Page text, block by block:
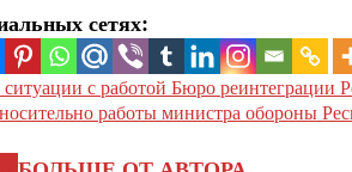
сетях:
с работой Бюро реинтеграции
работы министра обороны